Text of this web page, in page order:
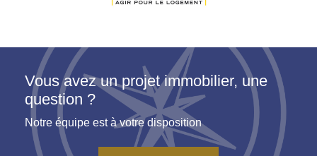
Vous avez un projet immobilier, une
question ?
Notre équipe est à votre disposition